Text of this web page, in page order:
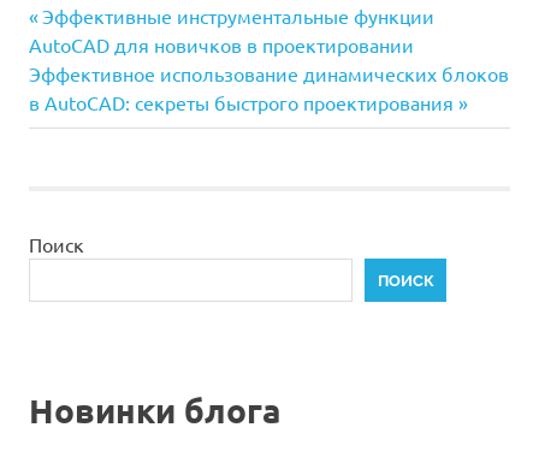
Навигация
по
записям
Предыдущая
запись:
Эффективные инструментальные функции
AutoCAD для новичков в проектировании
Следующая
запись:
Эффективное использование динамических блоков
в AutoCAD: секреты быстрого проектирования
Поиск
ПОИСК
Новинки блога